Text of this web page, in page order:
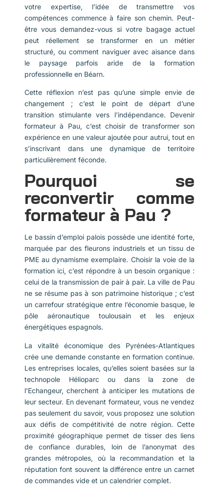
votre expertise, l’idée de transmettre vos
compétences commence à faire son chemin. Peut-
être vous demandez-vous si votre bagage actuel
peut réellement se transformer en un métier
structuré, ou comment naviguer avec aisance dans
le paysage parfois aride de la formation
professionnelle en Béarn.
Cette réflexion n’est pas qu’une simple envie de
changement ; c’est le point de départ d’une
transition stimulante vers l’indépendance. Devenir
formateur à Pau, c’est choisir de transformer son
expérience en une valeur ajoutée pour autrui, tout en
s’inscrivant dans une dynamique de territoire
particulièrement féconde.
Pourquoi se
reconvertir comme
formateur à Pau ?
Le bassin d’emploi palois possède une identité forte,
marquée par des fleurons industriels et un tissu de
PME au dynamisme exemplaire. Choisir la voie de la
formation ici, c’est répondre à un besoin organique :
celui de la transmission de pair à pair. La ville de Pau
ne se résume pas à son patrimoine historique ; c’est
un carrefour stratégique entre l’économie basque, le
pôle aéronautique toulousain et les enjeux
énergétiques espagnols.
La vitalité économique des Pyrénées-Atlantiques
crée une demande constante en formation continue.
Les entreprises locales, qu’elles soient basées sur la
technopole Hélioparc ou dans la zone de
l’Echangeur, cherchent à anticiper les mutations de
leur secteur. En devenant formateur, vous ne vendez
pas seulement du savoir, vous proposez une solution
aux défis de compétitivité de notre région. Cette
proximité géographique permet de tisser des liens
de confiance durables, loin de l’anonymat des
grandes métropoles, où la recommandation et la
réputation font souvent la différence entre un carnet
de commandes vide et un calendrier complet.